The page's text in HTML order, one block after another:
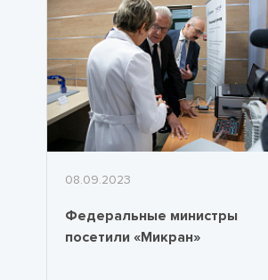
08.09.2023
Федеральные министры
посетили «Микран»